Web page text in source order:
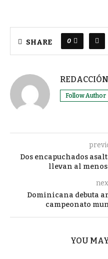
SHARE 0
REDACCIÓN
Follow Author
Dos encapuchados
llevan al
Dominicana debuta
campeonato
YOU